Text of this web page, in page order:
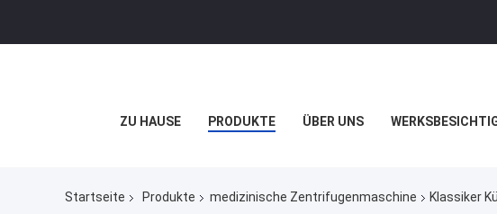
ZU HAUSE PRODUKTE ÜBER UNS
Startseite Produkte medizinische Zentrifugenmaschine Klassiker